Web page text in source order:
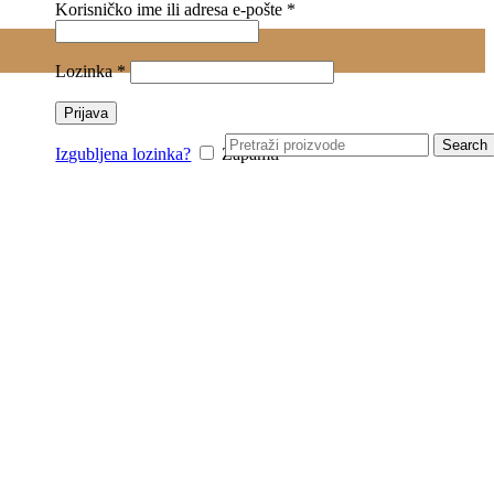
Korisničko ime ili adresa e-pošte *
Lozinka*Obavezno
Prijava
Izgubljena lozinka? Zapamti Search